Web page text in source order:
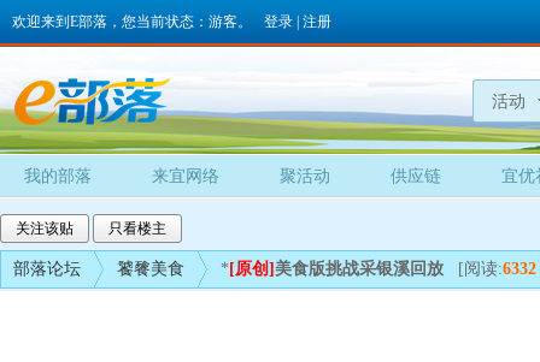
欢迎来到E部落，您当前状态：游客。 登录 注册
活动
我的部落 来宜网络 聚活动 供应链 宜优
关注该贴 只看楼主
部落论坛 饕餮美食 * [原创] 美食版挑战采银溪回放 [阅读:6332